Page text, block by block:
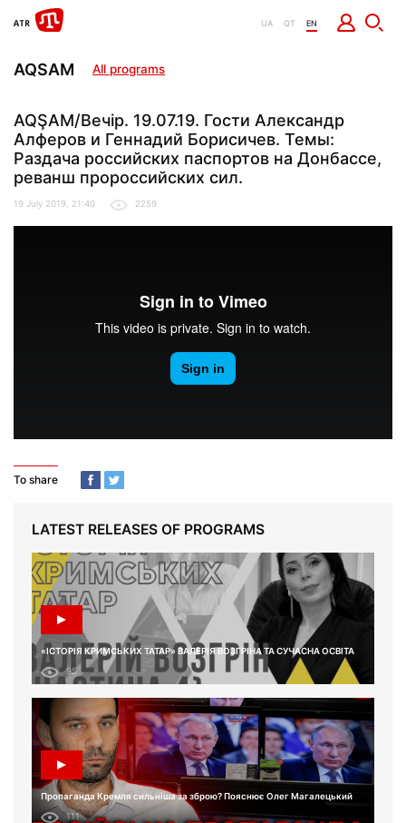
UA QT EN
AQSAM All programs
AQŞAM/Вечір. 19.07.19. Гости Александр
Алферов и Геннадий Борисичев. Темы:
Раздача российских паспортов на Донбассе,
реванш пророссийских сил.
19 July 2019, 21:40 2259
To share
LATEST RELEASES OF PROGRAMS
«ІСТОРІЯ КРИМСЬКИХ ТАТАР» ВАЛЕРІЯ ВОЗГРІНА ТА СУЧАСНА ОСВІТА
95
Пропаганда Кремля сильніша за зброю? Пояснює Олег Магалецький
111